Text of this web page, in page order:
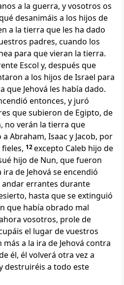
a la guerra, y vosotros os
desanimáis a los hijos de
a la tierra que les ha dado
padres, cuando los
para que vieran la tierra.
Escol y, después que
a los hijos de Israel para
que Jehová les había dado.
entonces, y juró
que subieron de Egipto, de
no verán la tierra que
Abraham, Isaac y Jacob, por
12excepto Caleb hijo de
hijo de Nun, que fueron
ira de Jehová se encendió
errantes durante
hasta que se extinguió
que había obrado mal
vosotros, prole de
el lugar de vuestros
a la ira de Jehová contra
él, él volverá otra vez a
destruiréis a todo este